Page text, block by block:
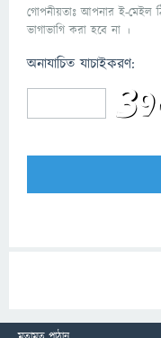
গোপনীয়তাঃ আপনার ই-মেইল
ভাগাভাগি করা হবে না ।
অনাযাচিত যাচাইকরণ: